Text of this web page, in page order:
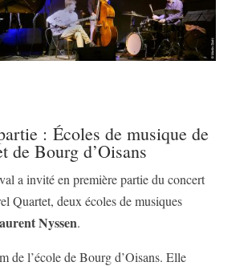
: Écoles de musique de
de Bourg d’Oisans
a invité en première partie du concert
Quartet, deux écoles de musiques
Nyssen.
de l’école de Bourg d’Oisans. Elle